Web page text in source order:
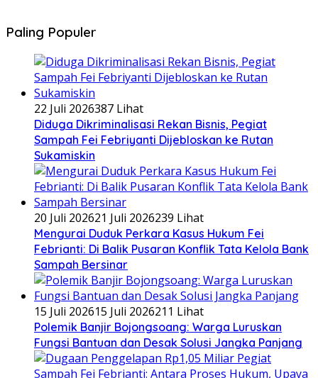
Paling Populer
22 Juli 2026387 Lihat
Diduga Dikriminalisasi Rekan Bisnis, Pegiat
Sampah Fei Febriyanti Dijebloskan ke Rutan
Sukamiskin
20 Juli 202621 Juli 2026239 Lihat
​Mengurai Duduk Perkara Kasus Hukum Fei
Febrianti: Di Balik Pusaran Konflik Tata Kelola Bank
Sampah Bersinar
15 Juli 202615 Juli 2026211 Lihat
Polemik Banjir Bojongsoang: Warga Luruskan
Fungsi Bantuan dan Desak Solusi Jangka Panjang